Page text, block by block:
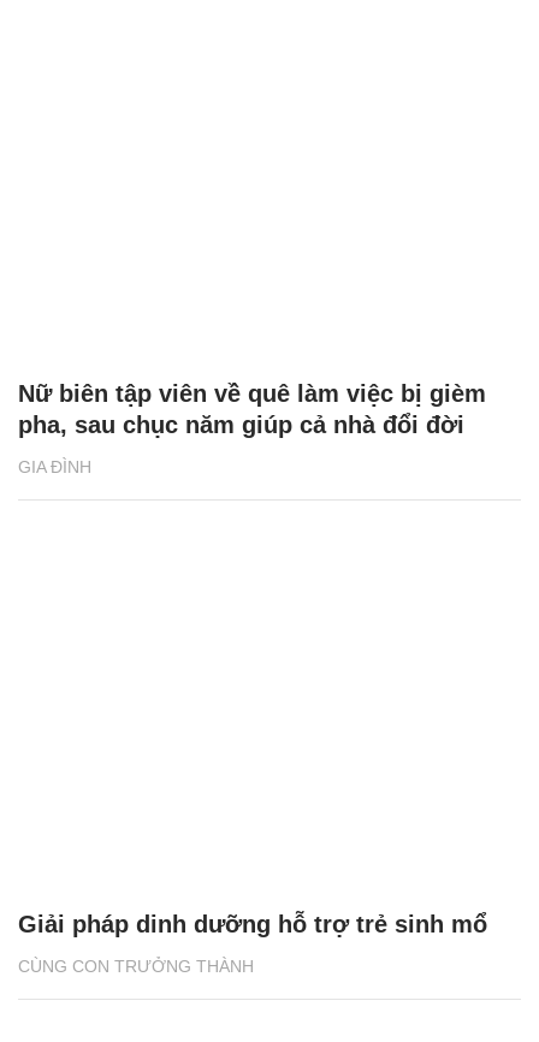
GIA ĐÌNH
Nữ biên tập viên về quê làm việc bị gièm
pha, sau chục năm giúp cả nhà đổi đời
CÙNG CON TRƯỞNG THÀNH
Giải pháp dinh dưỡng hỗ trợ trẻ sinh mổ